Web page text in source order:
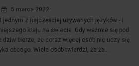
5 marca 2022
z najczęściej używanych języków - i
kraju na świecie. Gdy weźmie się pod
dziw bierze, że coraz więcej osób nie uczy się
obcego. Wiele osób twierdzi, że że...